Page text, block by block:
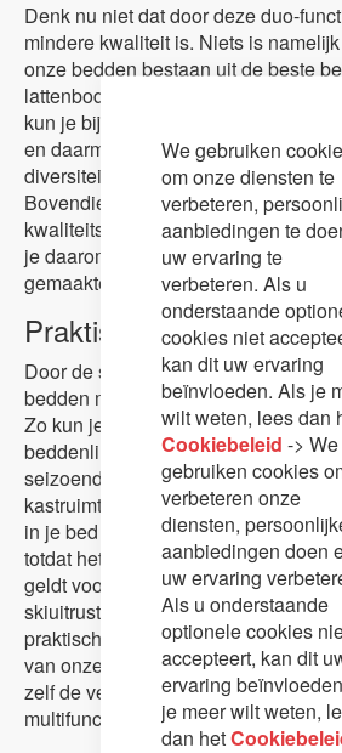
We gebruiken
om onze diensten te
verbeteren,
aanbiedingen te
uw ervaring te
verbeteren. Als u
onderstaande
cookies niet
kan dit uw ervaring
beïnvloeden. Als je
wilt weten, lees dan
Cookiebeleid -> We
gebruiken cookies
verbeteren onze
diensten,
aanbiedingen doen
uw ervaring
Als u onderstaande
optionele cookies
accepteert, kan dit
ervaring
je meer wilt weten,
dan het
Denk nu niet dat door deze duo-
mindere kwaliteit is. Niets is
onze bedden bestaan uit de beste
lattenbodems. Ook voor de meest
kun je bij ons terecht. Geen mens is
en daarmee houden wij rekening
diversiteit aan comfortabele
Bovendien zijn al onze
kwaliteitsmaterialen vervaardigd.
je daarom altijd verheugen op een
gemaakte nachtrust.
Praktisch ten top en
Door de slaap- en opslagfunctie te
bedden met opbergruimte een
Zo kun je in de opbergruimtes
beddenlinnen leggen. Of wat te
seizoendekbedden die enorm veel
kastruimte opslokken? Ook deze
in je bed en je hebt er niet eerder
totdat het volgende seizoen zich
geldt voor kleding. Zomer- of
skiuitrusting, zwemkleding: alles
praktisch opbergen in je bed. Kom
van onze showrooms in Breda of
zelf de veelzijdige mogelijkheden
multifunctionele